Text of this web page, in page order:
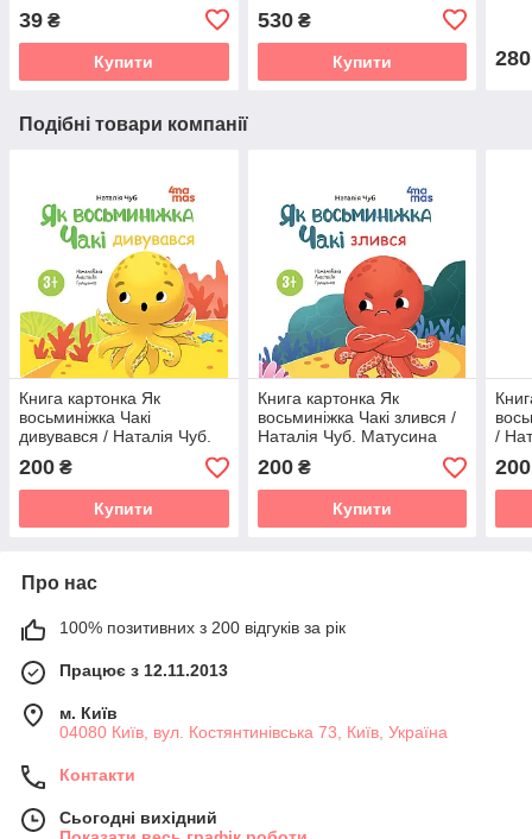
39 ₴
Купити
530₴
Купити 280
Подібні товари компанії
Книга картонка Як
восьминіжка Чакі
дивувався / Наталія Чуб.
Матусина бібліотечка
(українською)
200 ₴
Купити
Книга картонка Як
восьминіжка Чакі злився /
Наталія Чуб. Матусина
бібліотечка (українською)
200₴
Купити
/
200
Про нас
100% позитивних з 200 відгуків за рік
Працює з 12.11.2013
м. Київ
04080 Київ, вул. Костянтинівська 73, Київ, Україна
Контакти
Сьогодні вихідний